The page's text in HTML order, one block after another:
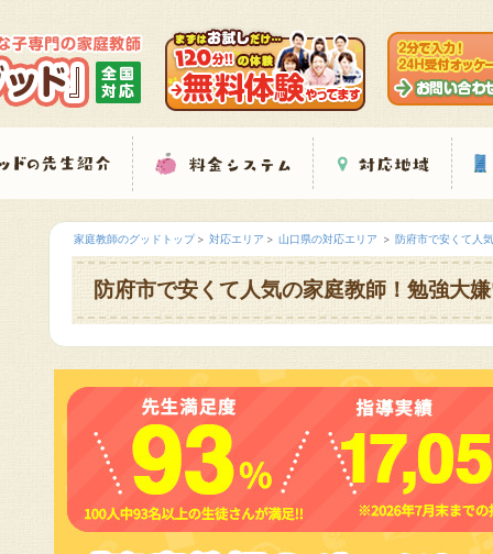
家庭教師のグッドトップ 対応エリア 山口県の対応エリア 防府市で安くて人
防府市で安くて人気の家庭教師！勉強大